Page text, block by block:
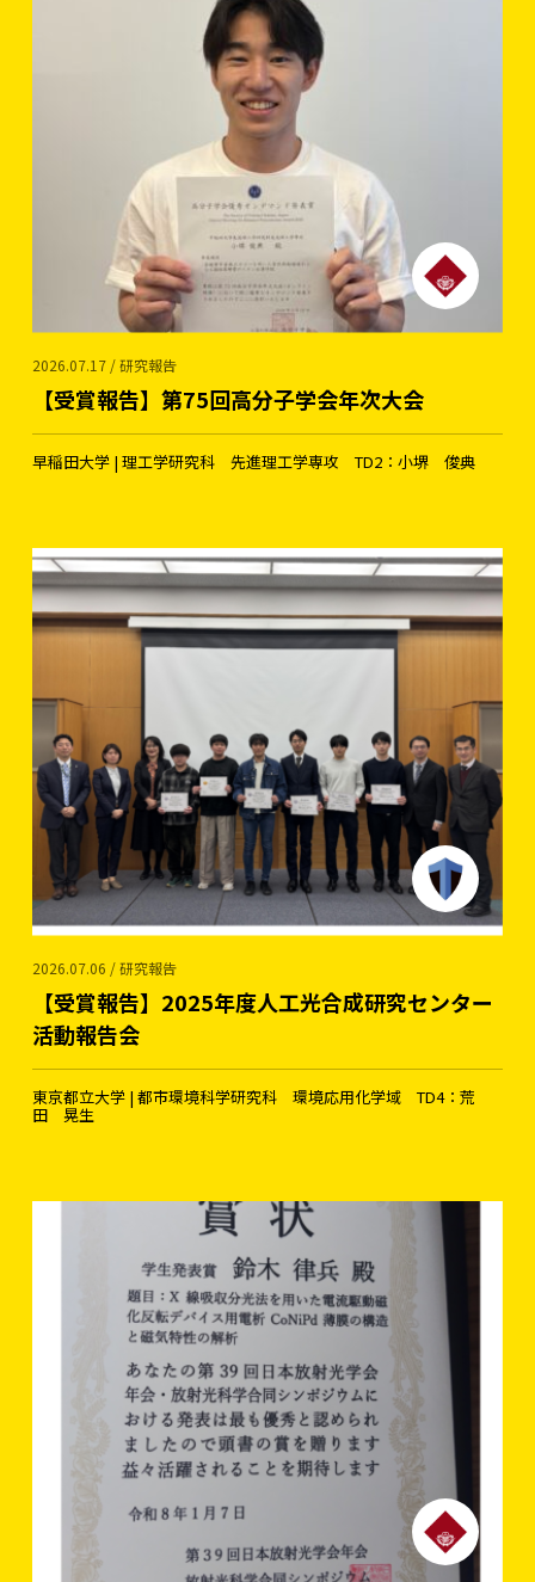
2026.07.17 / 研究報告
【受賞報告】第75回高分子学会年次大会
早稲田大学 | 理工学研究科 先進理工学専攻 TD2：小堺 俊典
2026.07.06 / 研究報告
【受賞報告】2025年度人工光合成研究センター
活動報告会
東京都立大学 | 都市環境科学研究科 環境応用化学域 TD4：荒
田 晃生